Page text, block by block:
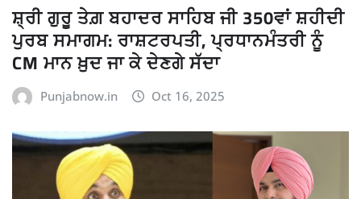
ਸ਼੍ਰੀ ਗੁਰੂ ਤੇਗ਼ ਬਹਾਦਰ ਸਾਹਿਬ ਜੀ 350ਵਾਂ ਸ਼ਹੀਦੀ
ਪੁਰਬ ਸਮਾਗਮ: ਰਾਸ਼ਟਰਪਤੀ, ਪ੍ਰਧਾਨਮੰਤਰੀ ਨੂੰ
CM ਮਾਨ ਖ਼ੁਦ ਜਾ ਕੇ ਦੇਣਗੇ ਸੱਦਾ
Punjabnow.in Oct 16, 2025